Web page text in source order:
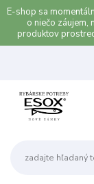
E-shop sa
o niečo záujem,
produktov